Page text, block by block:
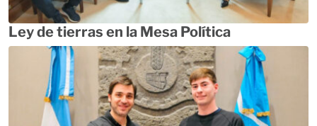
Ley de tierras en la Mesa Política